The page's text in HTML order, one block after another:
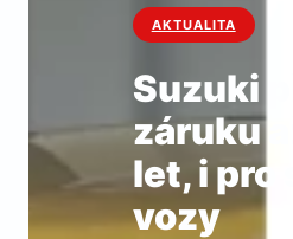
AKTUALITA
Suzuki
záruku
let, i pro
vozy